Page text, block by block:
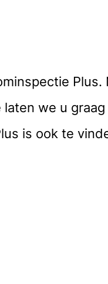
Plus.
we u
is ook te